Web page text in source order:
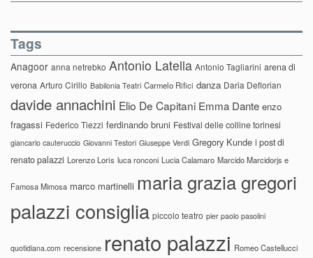
Tags
Anagoor anna netrebko Antonio Latella Antonio Tagliarini arena di
verona Arturo Cirillo Babilonia Teatri Carmelo Rifici danza Daria Deflorian
davide annachini Elio De Capitani Emma Dante enzo
fragassi Federico Tiezzi ferdinando bruni Festival delle colline torinesi
giancarlo cauteruccio Giovanni Testori Giuseppe Verdi Gregory Kunde i post di
renato palazzi Lorenzo Loris luca ronconi Lucia Calamaro Marcido Marcidorjs e
Famosa Mimosa marco martinelli maria grazia gregori
palazzi consiglia piccolo teatro pier paolo pasolini
quotidiana.com recensione renato palazzi Romeo Castellucci